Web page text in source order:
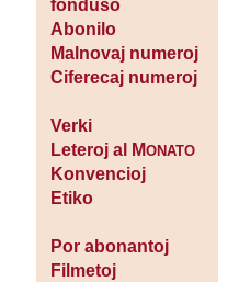
fonduso
Abonilo
Malnovaj numeroj
Ciferecaj numeroj
Verki
Leteroj al MONATO
Konvencioj
Etiko
Por abonantoj
Filmetoj